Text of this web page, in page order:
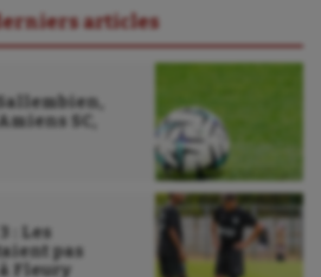
articles
SC,
: Les
pas
Fleury